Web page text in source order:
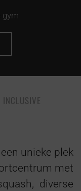
gym
INCLUSIVE
unieke plek
met
diverse